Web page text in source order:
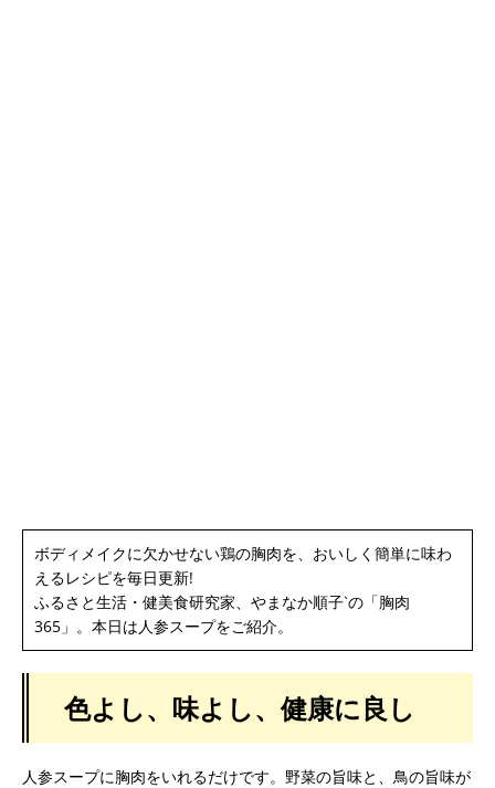
ボディメイクに欠かせない鶏の胸肉を、おいしく簡単に味わ
えるレシピを毎日更新!
ふるさと生活・健美食研究家、やまなか順子‵の「胸肉
365」。本日は人参スープをご紹介。
色よし、味よし、健康に良し
人参スープに胸肉をいれるだけです。野菜の旨味と、鳥の旨味が